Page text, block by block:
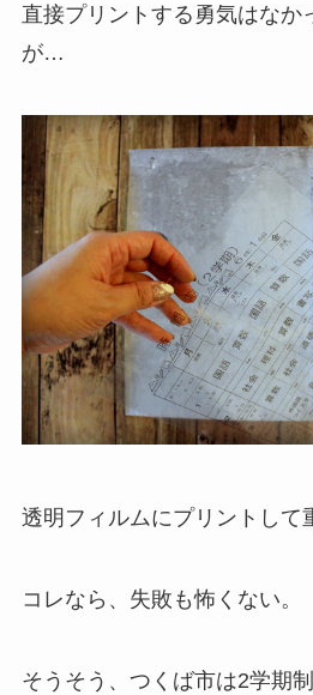
直接プリントする勇気はなか
が…
透明フィルムにプリントして
コレなら、失敗も怖くない。
そうそう、つくば市は2学期